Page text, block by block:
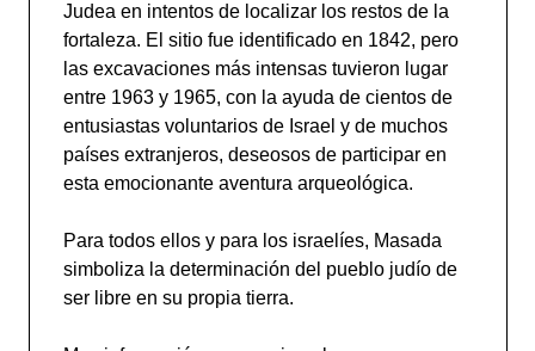
Judea en intentos de localizar los restos de la
fortaleza. El sitio fue identificado en 1842, pero
las excavaciones más intensas tuvieron lugar
entre 1963 y 1965, con la ayuda de cientos de
entusiastas voluntarios de Israel y de muchos
países extranjeros, deseosos de participar en
esta emocionante aventura arqueológica.
Para todos ellos y para los israelíes, Masada
simboliza la determinación del pueblo judío de
ser libre en su propia tierra.